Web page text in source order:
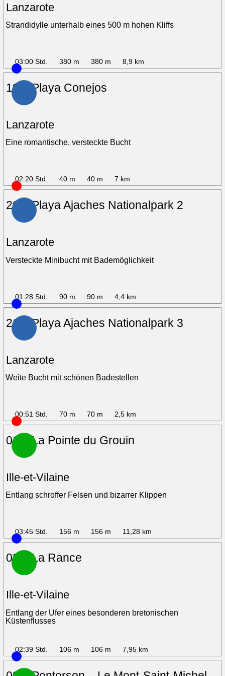
Lanzarote
Strandidylle unterhalb eines 500 m hohen Kliffs
03:00 Std. 380 m 380 m 8,9 km
19 – Playa Conejos
Lanzarote
Eine romantische, versteckte Bucht
02:20 Std. 40 m 40 m 7 km
20 – Playa Ajaches Nationalpark 2
Lanzarote
Versteckte Minibucht mit Bademöglichkeit
01:28 Std. 90 m 90 m 4,4 km
21 – Playa Ajaches Nationalpark 3
Lanzarote
Weite Bucht mit schönen Badestellen
00:51 Std. 70 m 70 m 2,5 km
01 – La Pointe du Grouin
Ille-et-Vilaine
Entlang schroffer Felsen und bizarrer Klippen
03:45 Std. 156 m 156 m 11,28 km
02 – La Rance
Ille-et-Vilaine
Entlang der Ufer eines besonderen bretonischen
Küstenflusses
02:39 Std. 106 m 106 m 7,95 km